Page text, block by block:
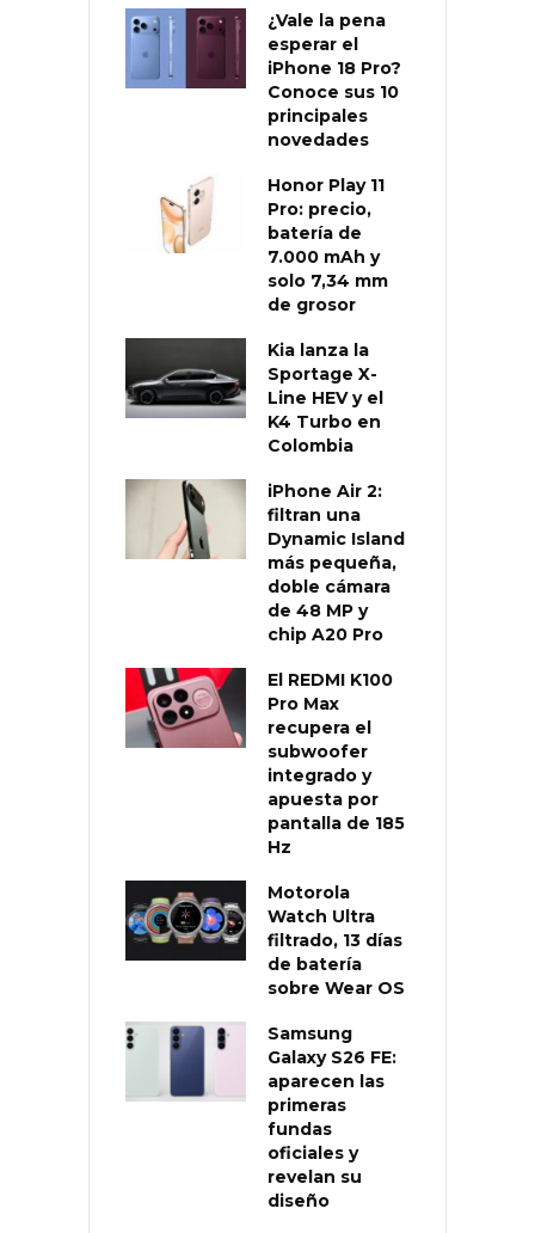
¿Vale la pena
esperar el
iPhone 18 Pro?
Conoce sus 10
principales
novedades
Honor Play 11
Pro: precio,
batería de
7.000 mAh y
solo 7,34 mm
de grosor
Kia lanza la
Sportage X-
Line HEV y el
K4 Turbo en
Colombia
iPhone Air 2:
filtran una
Dynamic Island
más pequeña,
doble cámara
de 48 MP y
chip A20 Pro
El REDMI K100
Pro Max
recupera el
subwoofer
integrado y
apuesta por
pantalla de 185
Hz
Motorola
Watch Ultra
filtrado, 13 días
de batería
sobre Wear OS
Samsung
Galaxy S26 FE:
aparecen las
primeras
fundas
oficiales y
revelan su
diseño